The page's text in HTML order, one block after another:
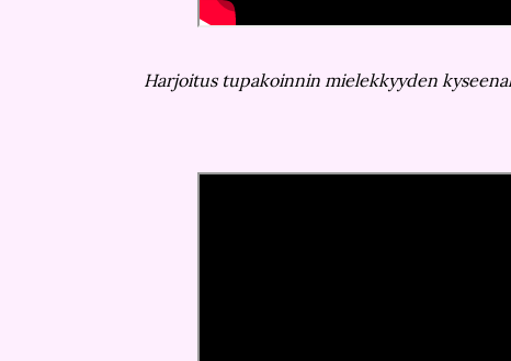
Harjoitus tupakoinnin mielekkyyden